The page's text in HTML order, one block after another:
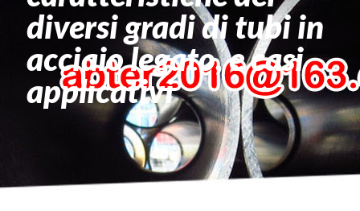
diversi gradi di tubi in
acciaio legato, e casi
applicativi